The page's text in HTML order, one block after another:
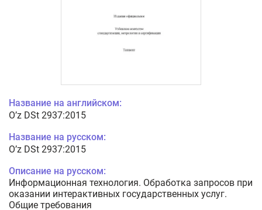
Название на английском:
O’z DSt 2937:2015
Название на русском:
O’z DSt 2937:2015
Описание на русском:
Информационная технология. Обработка запросов при
оказании интерактивных государственных услуг.
Общие требования